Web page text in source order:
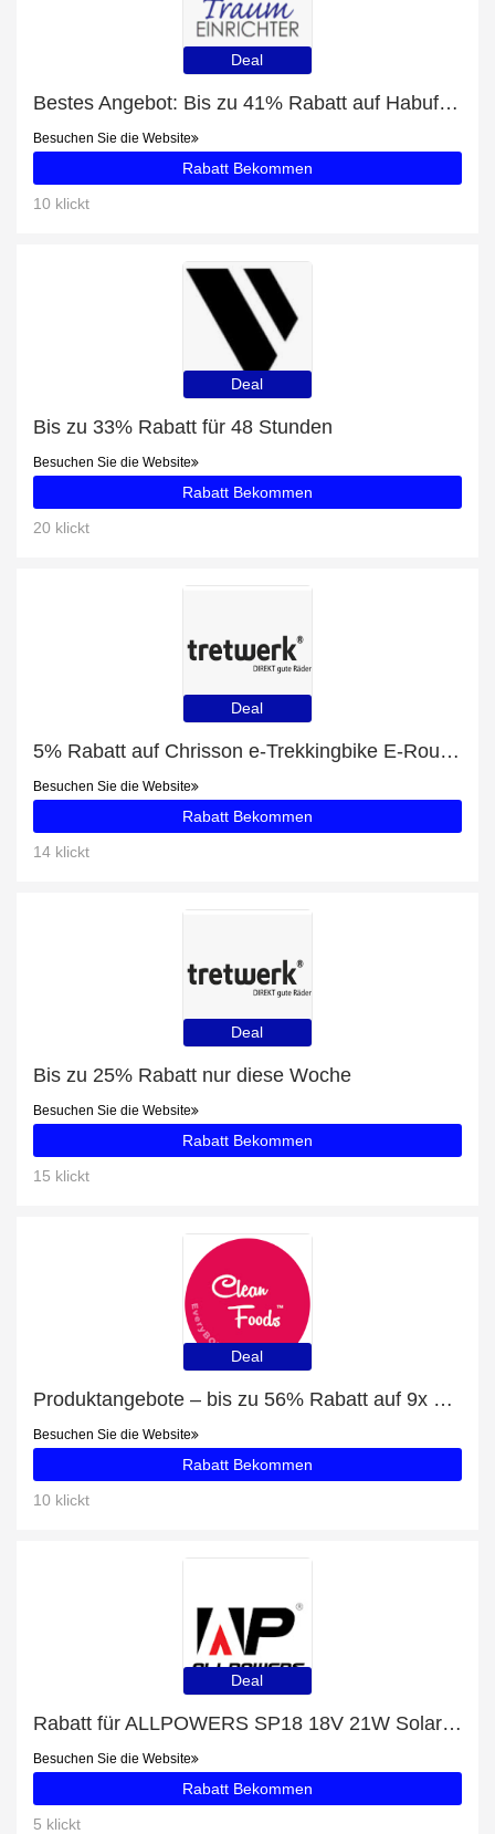
Deal
Bestes Angebot: Bis zu 41% Rabatt auf Habufa Highboard Brooklyn 37135
Besuchen Sie die Website
Rabatt Bekommen
10 klickt
Deal
Bis zu 33% Rabatt für 48 Stunden
Besuchen Sie die Website
Rabatt Bekommen
20 klickt
Deal
5% Rabatt auf Chrisson e-Trekkingbike E-Rounder Herren 28 zoll Mittelmotor 53 Schwarz
Besuchen Sie die Website
Rabatt Bekommen
14 klickt
Deal
Bis zu 25% Rabatt nur diese Woche
Besuchen Sie die Website
Rabatt Bekommen
15 klickt
Deal
Produktangebote – bis zu 56% Rabatt auf 9x Soße pakete
Besuchen Sie die Website
Rabatt Bekommen
10 klickt
Deal
Rabatt für ALLPOWERS SP18 18V 21W Solarpanel + zusätzlicher 22%-Rabattgutschein
Besuchen Sie die Website
Rabatt Bekommen
5 klickt